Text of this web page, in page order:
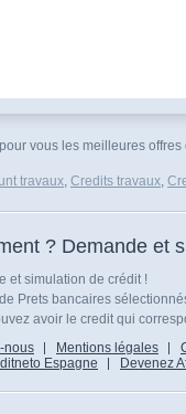
vous les meilleures
travaux, Credits travaux,
? Demande et
et simulation de crédit !
Prets bancaires
avoir le credit qui
nous Mentions légales
Espagne Devenez